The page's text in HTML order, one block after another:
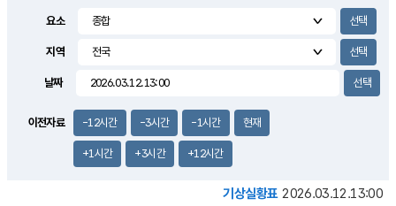
3.0m/s
요소
지역
날짜
이전자료 -12시간 -3시간 -1시간 현재
+1시간 +3시간 +12시간
기상실황표 2026.03.12.13:00